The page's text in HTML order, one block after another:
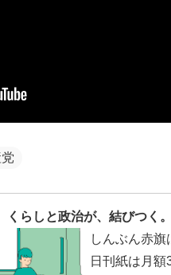
くらしと政治が、結びつく。
しんぶん赤旗
日刊紙は月額